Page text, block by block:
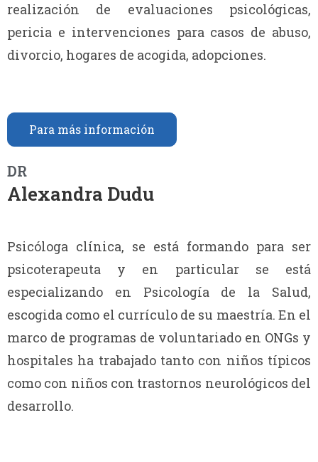
realización de evaluaciones psicológicas,
pericia e intervenciones para casos de abuso,
divorcio, hogares de acogida, adopciones.
Para más información
DR
Alexandra Dudu
Psicóloga clínica, se está formando para ser
psicoterapeuta y en particular se está
especializando en Psicología de la Salud,
escogida como el currículo de su maestría. En el
marco de programas de voluntariado en ONGs y
hospitales ha trabajado tanto con niños típicos
como con niños con trastornos neurológicos del
desarrollo.